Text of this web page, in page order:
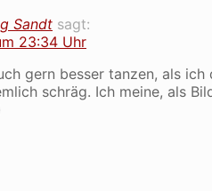
Sandt sagt:
23:34 Uhr
gern besser tanzen, als
schräg. Ich meine, als